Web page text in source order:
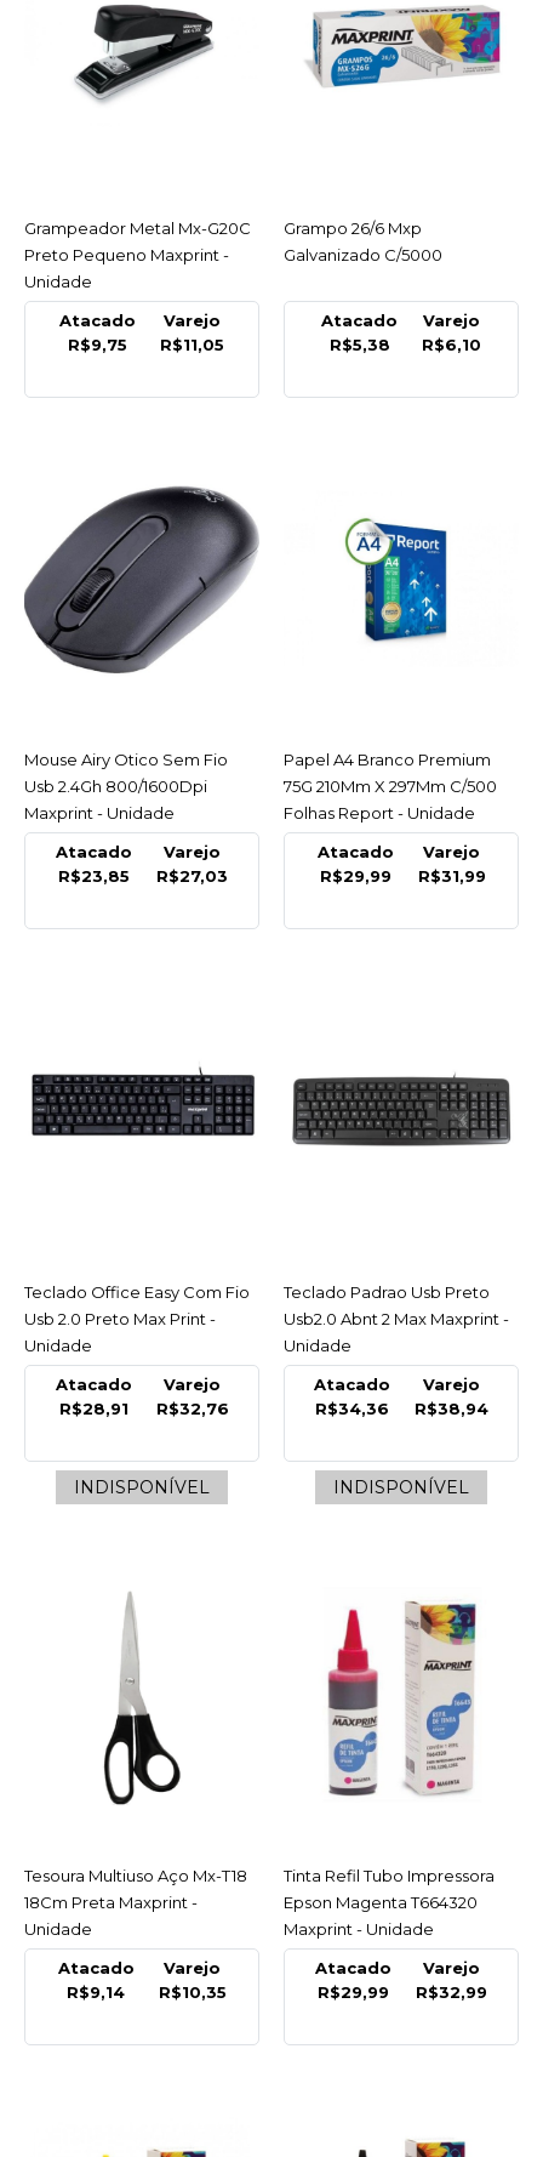
COMPRAR
INDISPONÍVEL
MAXPRINT
Caneta Marcador
Maxprint - Unidade
R$3,32
Estilete Estreito Mx-E9
9Mm Pequeno Maxprint
- Unidade
COMPARAR
LISTA DE DESEJO
Grampeador Metal Mx-
COMPRAR
COMPARAR
Galvanizado C/5000
R$6,10
COMPRAR
LISTA DE DESEJO
Mouse Airy Otico Sem
Fio Usb 2.4Gh
800/1600Dpi Maxprint -
Unidade
R$27,03
COMPRAR
REPORT
Papel A4 Branco
Premium 75G 210Mm X
Report - Unidade
COMPRAR
ACESSAR
Grampeador Metal Mx-G20C
Preto Pequeno Maxprint -
Unidade
Atacado
R$9,75
Varejo
R$11,05
ACESSAR
Grampo 26/6 Mxp
Galvanizado C/5000
Atacado
R$5,38
Varejo
R$6,10
ACESSAR
Mouse Airy Otico Sem Fio
Usb 2.4Gh 800/1600Dpi
Maxprint - Unidade
Atacado
R$23,85
Varejo
R$27,03
ACESSAR
Papel A4 Branco Premium
75G 210Mm X 297Mm C/500
Folhas Report - Unidade
Atacado
R$29,99
Varejo
R$31,99
ACESSAR
Teclado Office Easy Com Fio
Usb 2.0 Preto Max Print -
Unidade
Atacado
R$28,91
Varejo
R$32,76
INDISPONÍVEL
ACESSAR
Teclado Padrao Usb Preto
Usb2.0 Abnt 2 Max Maxprint -
Unidade
Atacado
R$34,36
Varejo
R$38,94
INDISPONÍVEL
ACESSAR
Tesoura Multiuso Aço Mx-T18
18Cm Preta Maxprint -
Unidade
Atacado
R$9,14
Varejo
R$10,35
ACESSAR
Tinta Refil Tubo Impressora
Epson Magenta T664320
Maxprint - Unidade
Atacado
R$29,99
Varejo
R$32,99